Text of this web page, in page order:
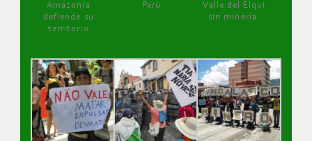
Amazonía
defiende su
territorio
Perú
Valle del Elqui
sin minería.